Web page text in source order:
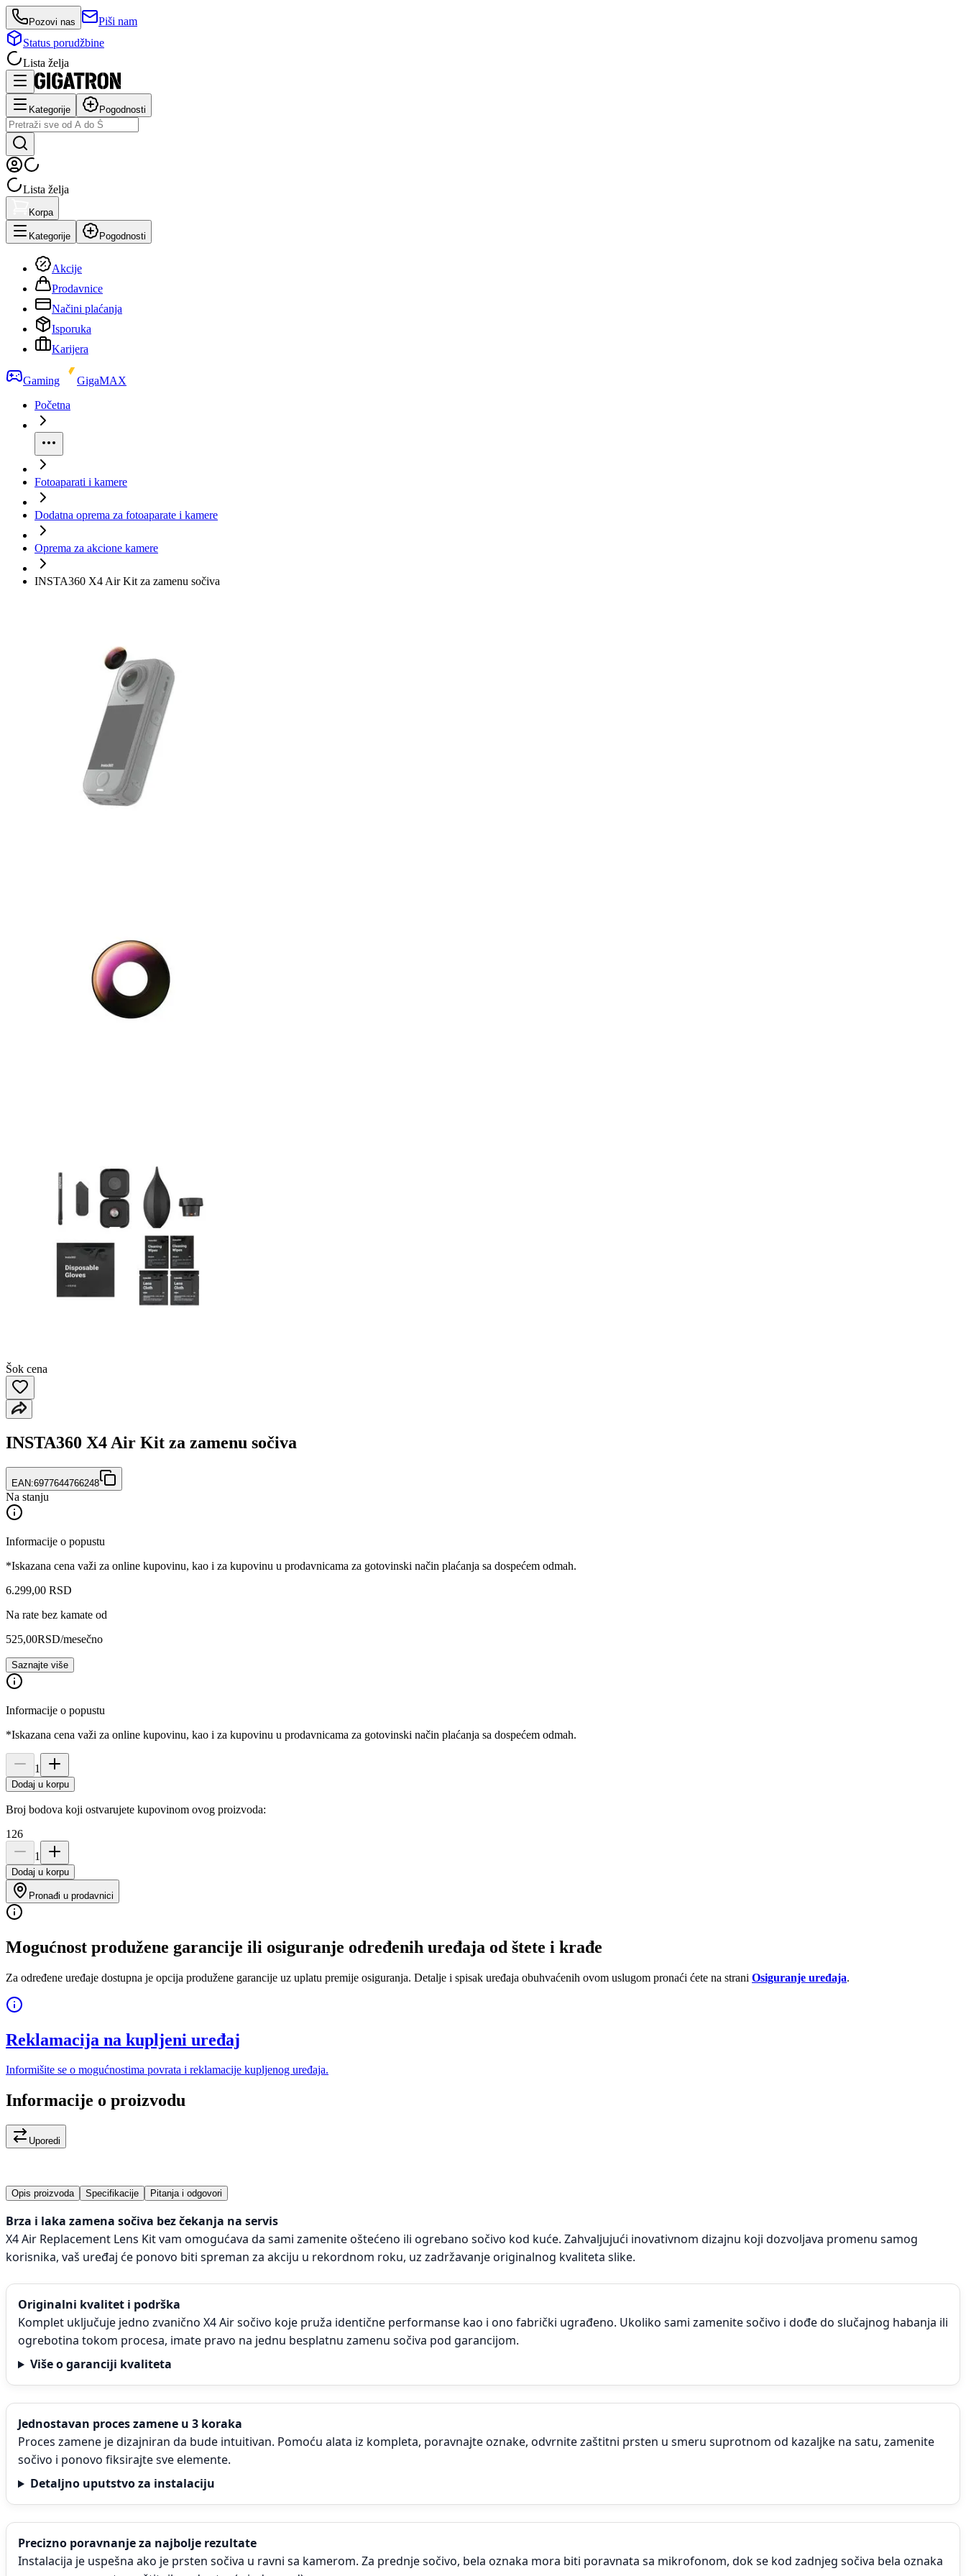
Pozovi nas
Piši nam
Status porudžbine
Lista želja
Kategorije Pogodnosti
Lista želja
Korpa
Kategorije Pogodnosti
Akcije
Prodavnice
Načini plaćanja
Isporuka
Karijera
Gaming
GigaMAX
Početna
Fotoaparati i kamere
Dodatna oprema za fotoaparate i kamere
Oprema za akcione kamere
INSTA360 X4 Air Kit za zamenu sočiva
Šok cena
INSTA360 X4 Air Kit za zamenu sočiva
EAN:6977644766248
Na stanju
Informacije o popustu
*Iskazana cena važi za online kupovinu, kao i za kupovinu u prodavnicama za gotovinski način plaćanja sa dospećem odmah.
6.299,00 RSD
Na rate bez kamate od
525,00RSD/mesečno
Saznajte više
Informacije o popustu
*Iskazana cena važi za online kupovinu, kao i za kupovinu u prodavnicama za gotovinski način plaćanja sa dospećem odmah.
1
Dodaj u korpu
Broj bodova koji ostvarujete kupovinom ovog proizvoda:
126
1
Dodaj u korpu
Pronađi u prodavnici
Mogućnost produžene garancije ili osiguranje određenih uređaja od štete i krađe
Za određene uređaje dostupna je opcija produžene garancije uz uplatu premije osiguranja. Detalje i spisak uređaja obuhvaćenih ovom uslugom pronaći ćete na strani Osiguranje uređaja.
Reklamacija na kupljeni uređaj
Informišite se o mogućnostima povrata i reklamacije kupljenog uređaja.
Informacije o proizvodu
Uporedi
Opis proizvoda Specifikacije Pitanja i odgovori
Brza i laka zamena sočiva bez čekanja na servis
X4 Air Replacement Lens Kit vam omogućava da sami zamenite oštećeno ili ogrebano sočivo kod kuće. Zahvaljujući inovativnom dizajnu koji dozvoljava promenu samog
korisnika, vaš uređaj će ponovo biti spreman za akciju u rekordnom roku, uz zadržavanje originalnog kvaliteta slike.
Originalni kvalitet i podrška
Komplet uključuje jedno zvanično X4 Air sočivo koje pruža identične performanse kao i ono fabrički ugrađeno. Ukoliko sami zamenite sočivo i dođe do slučajnog habanja ili
ogrebotina tokom procesa, imate pravo na jednu besplatnu zamenu sočiva pod garancijom.
Više o garanciji kvaliteta
Jednostavan proces zamene u 3 koraka
Proces zamene je dizajniran da bude intuitivan. Pomoću alata iz kompleta, poravnajte oznake, odvrnite zaštitni prsten u smeru suprotnom od kazaljke na satu, zamenite
sočivo i ponovo fiksirajte sve elemente.
Detaljno uputstvo za instalaciju
Precizno poravnanje za najbolje rezultate
Instalacija je uspešna ako je prsten sočiva u ravni sa kamerom. Za prednje sočivo, bela oznaka mora biti poravnata sa mikrofonom, dok se kod zadnjeg sočiva bela oznaka